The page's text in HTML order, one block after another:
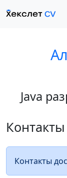
Java
Контакты
Контакты